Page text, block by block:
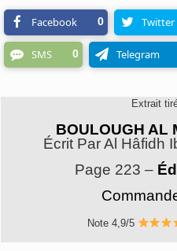
Facebook 0 Twitter
SMS 0 Telegram
Extrait
BOULOUGH AL
Écrit Par Al Hâfidh
Page 223 –
Note 4,9/5